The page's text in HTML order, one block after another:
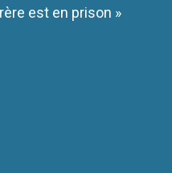
est en prison »